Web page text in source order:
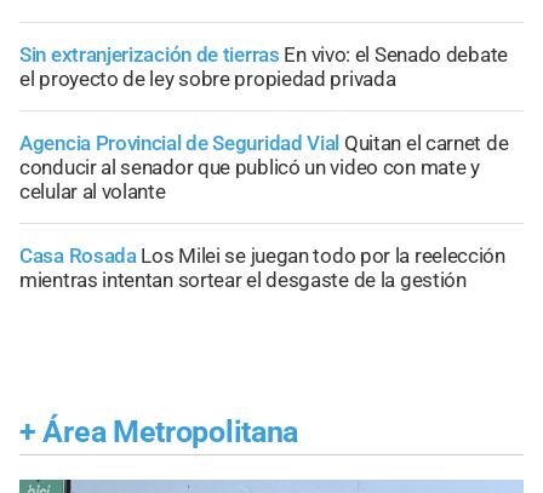
Sin extranjerización de tierras En vivo: el Senado debate
el proyecto de ley sobre propiedad privada
Agencia Provincial de Seguridad Vial Quitan el carnet de
conducir al senador que publicó un video con mate y
celular al volante
Casa Rosada Los Milei se juegan todo por la reelección
mientras intentan sortear el desgaste de la gestión
+ Área Metropolitana